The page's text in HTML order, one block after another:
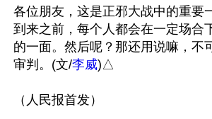
各位朋友，这是正邪大战中的重要
到来之前，每个人都会在一定场合
的一面。然后呢？那还用说嘛，不
审判。(文/李威)△